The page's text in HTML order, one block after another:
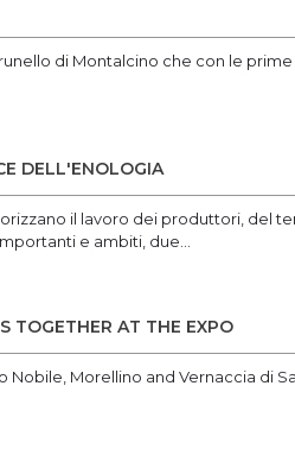
di Montalcino che con le prime
DELL'ENOLOGIA
il lavoro dei produttori, del
e ambiti, due...
TOGETHER AT THE EXPO
Nobile, Morellino and Vernaccia di